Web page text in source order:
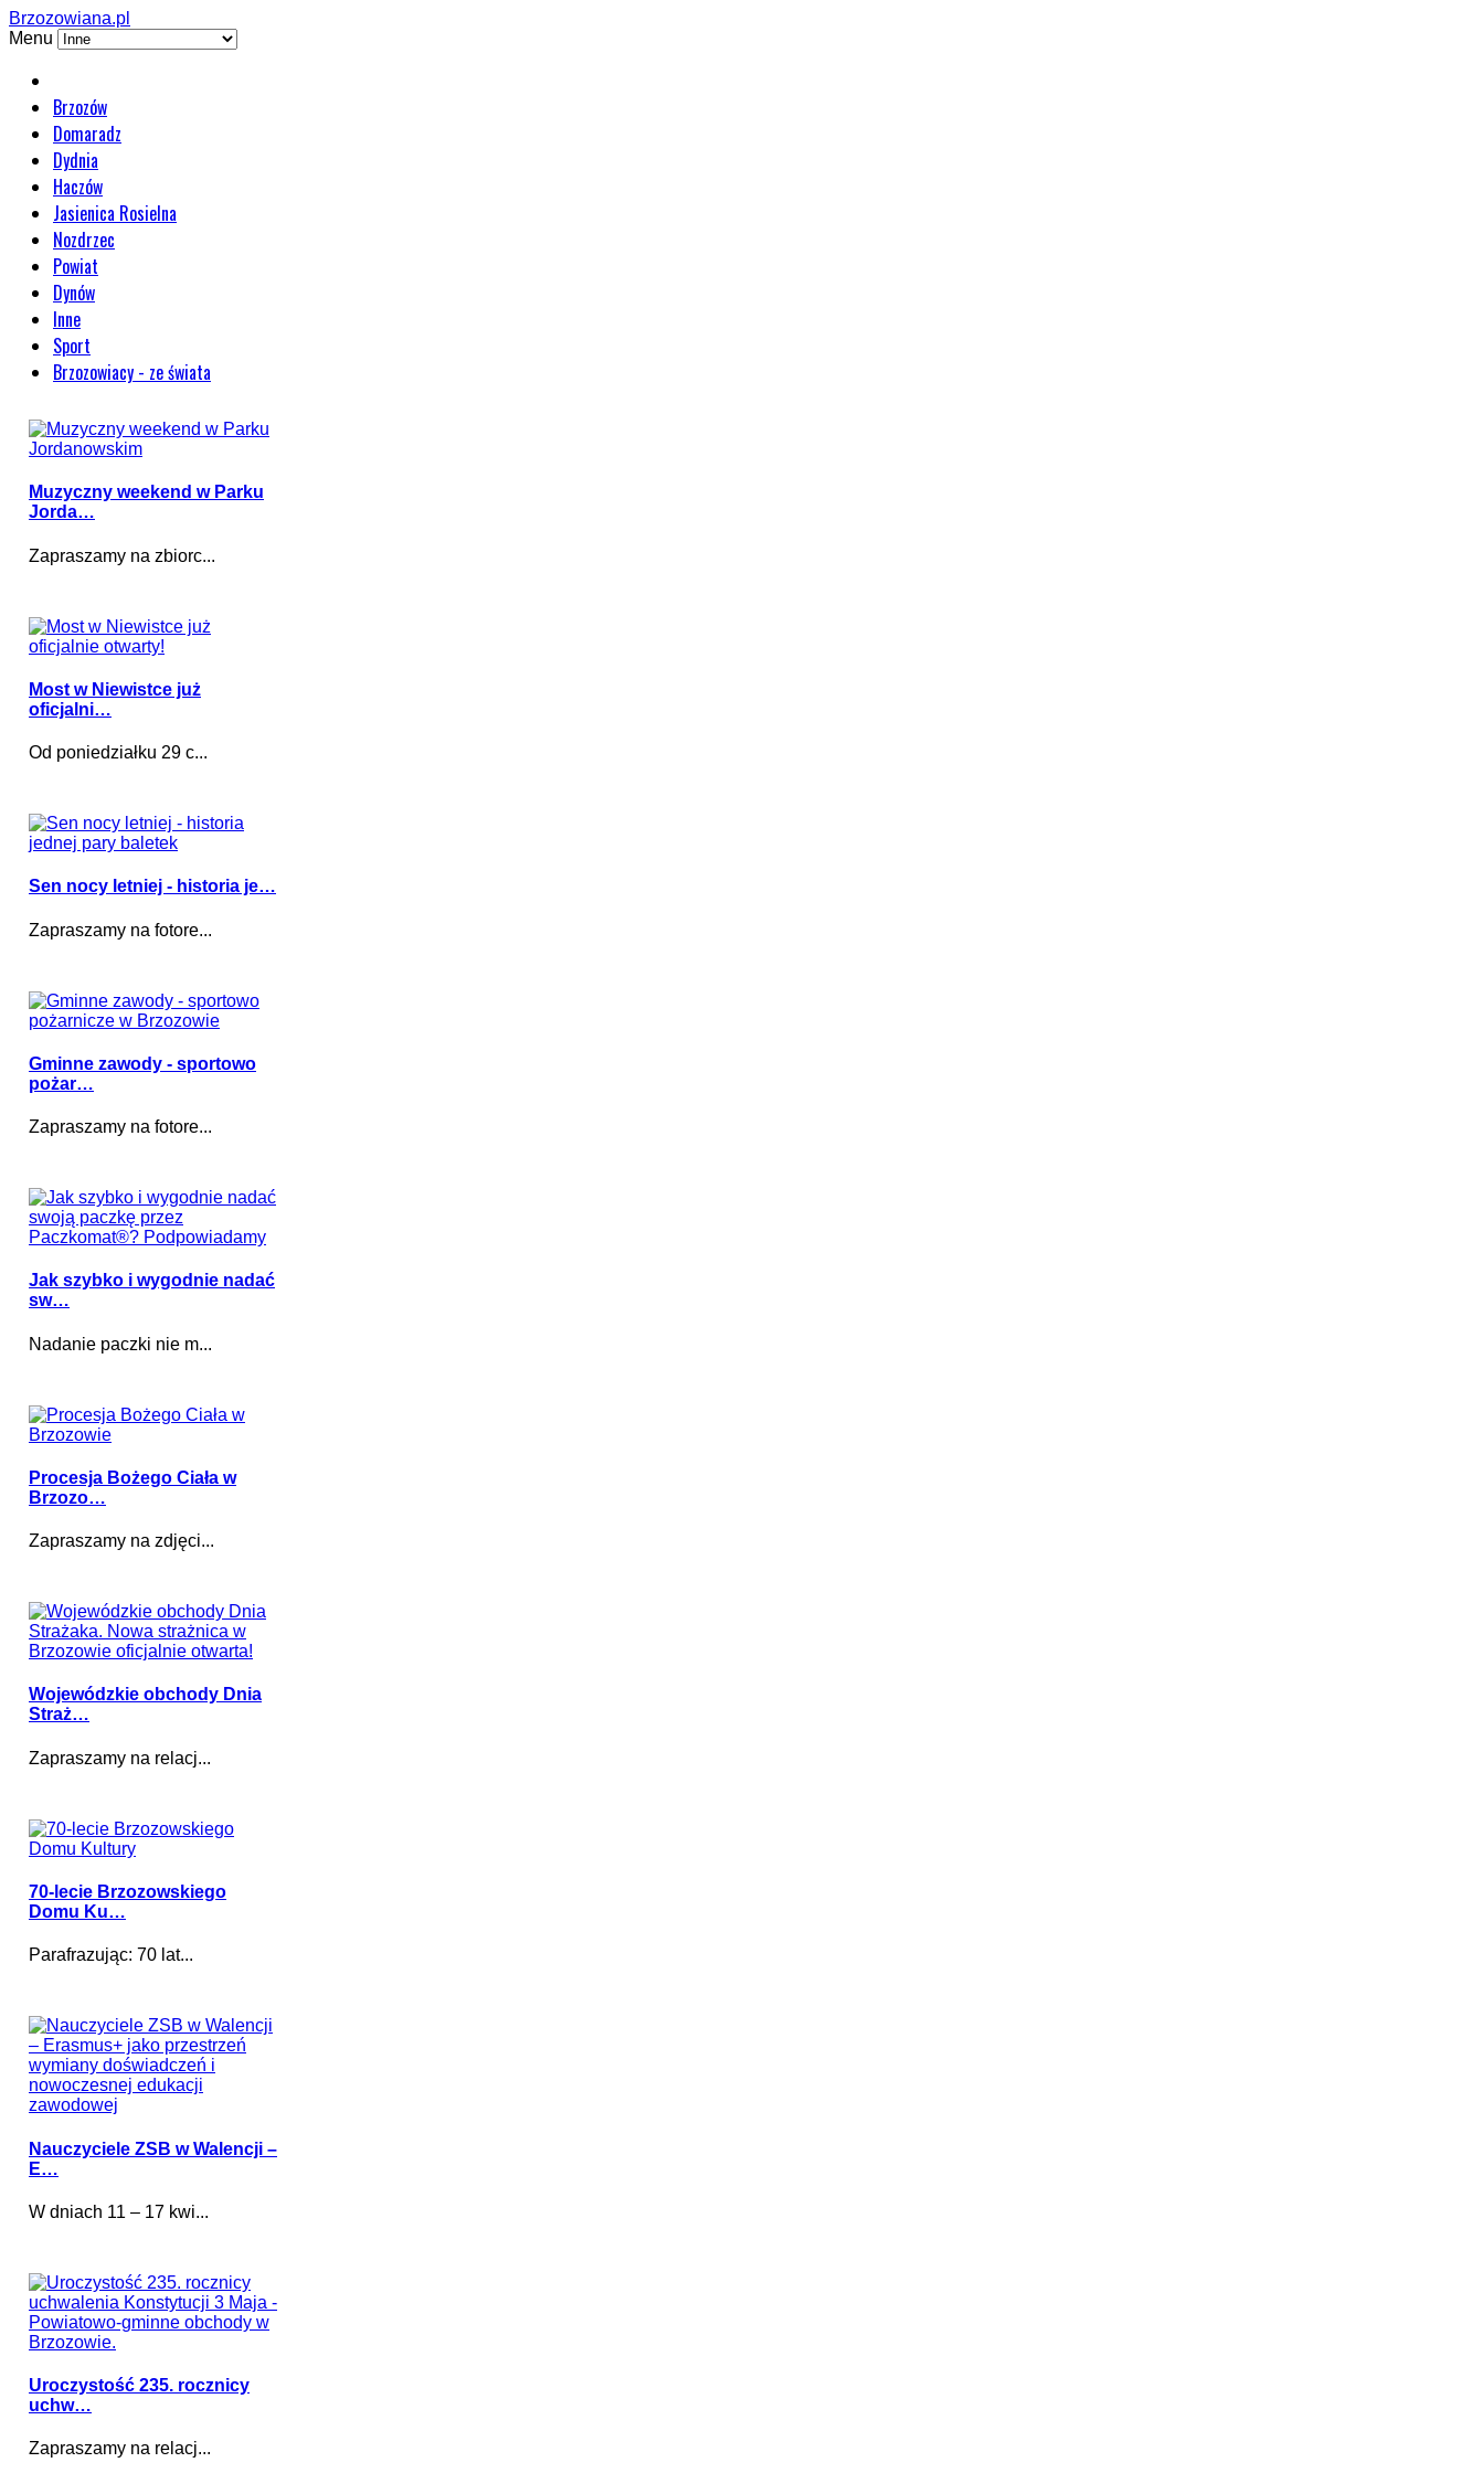
Brzozowiana.pl
Menu
Brzozów
Domaradz
Dydnia
Haczów
Jasienica Rosielna
Nozdrzec
Powiat
Dynów
Inne
Sport
Brzozowiacy - ze świata
Muzyczny weekend w Parku
Jorda…
Zapraszamy na zbiorc...
Most w Niewistce już
oficjalni…
Od poniedziałku 29 c...
Sen nocy letniej - historia je…
Zapraszamy na fotore...
Gminne zawody - sportowo
pożar…
Zapraszamy na fotore...
Jak szybko i wygodnie nadać
sw…
Nadanie paczki nie m...
Procesja Bożego Ciała w
Brzozo…
Zapraszamy na zdjęci...
Wojewódzkie obchody Dnia
Straż…
Zapraszamy na relacj...
70-lecie Brzozowskiego
Domu Ku…
Parafrazując: 70 lat...
Nauczyciele ZSB w Walencji –
E…
W dniach 11 – 17 kwi...
Uroczystość 235. rocznicy
uchw…
Zapraszamy na relacj...